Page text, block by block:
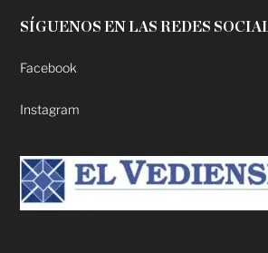
SÍGUENOS EN LAS REDES
Facebook
Instagram